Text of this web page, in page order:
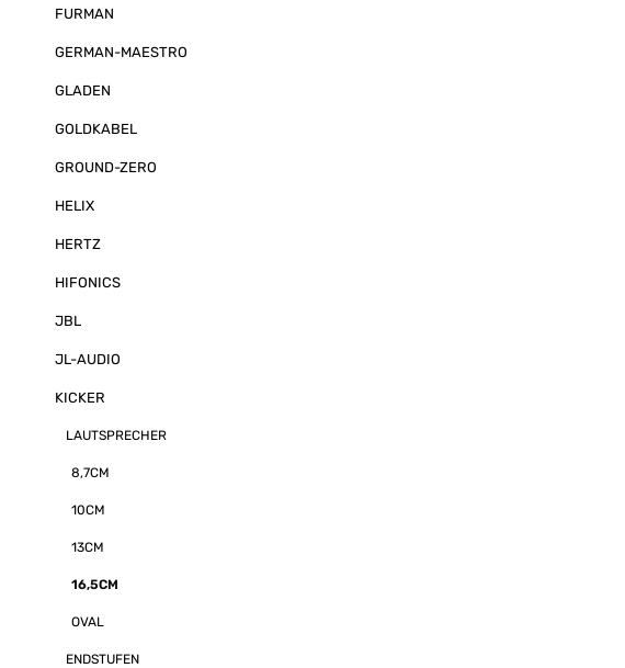
FURMAN
GERMAN-MAESTRO
GLADEN
GOLDKABEL
GROUND-ZERO
HELIX
HERTZ
HIFONICS
JBL
JL-AUDIO
KICKER
LAUTSPRECHER
8,7CM
10CM
13CM
16,5CM
OVAL
ENDSTUFEN